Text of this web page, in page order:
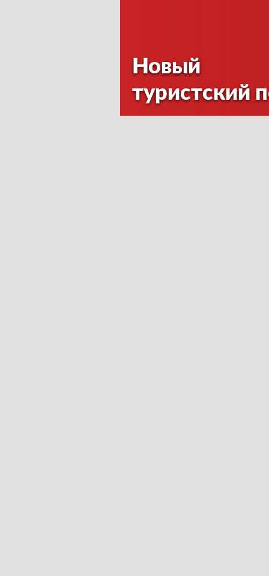
Новый
туристский